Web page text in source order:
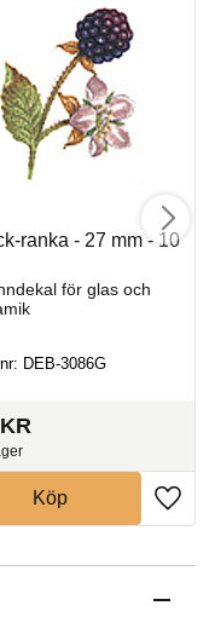
ranka - 27 mm - 10
för glas och
DEB-3086G
KR
Köp